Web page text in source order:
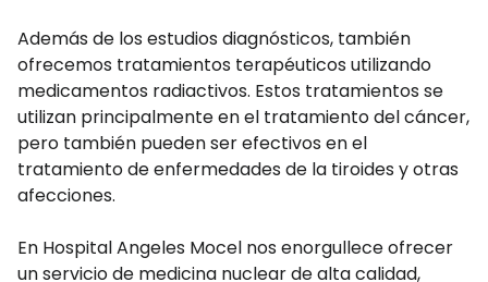
Además de los estudios diagnósticos, también
ofrecemos tratamientos terapéuticos utilizando
medicamentos radiactivos. Estos tratamientos se
utilizan principalmente en el tratamiento del cáncer,
pero también pueden ser efectivos en el
tratamiento de enfermedades de la tiroides y otras
afecciones.
En Hospital Angeles Mocel nos enorgullece ofrecer
un servicio de medicina nuclear de alta calidad,